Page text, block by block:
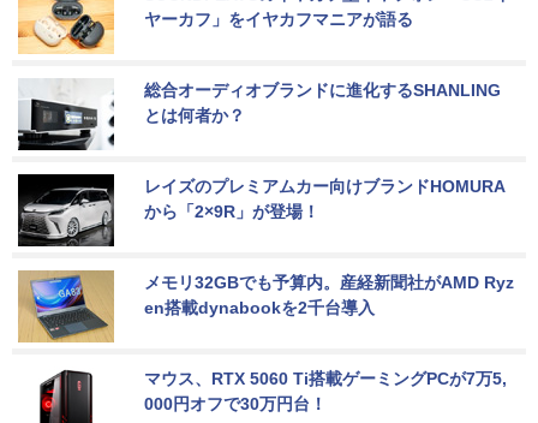
ヤーカフ」をイヤカフマニアが語る
総合オーディオブランドに進化するSHANLING
とは何者か？
レイズのプレミアムカー向けブランドHOMURA
から「2×9R」が登場！
メモリ32GBでも予算内。産経新聞社がAMD Ryz
en搭載dynabookを2千台導入
マウス、RTX 5060 Ti搭載ゲーミングPCが7万5,
000円オフで30万円台！